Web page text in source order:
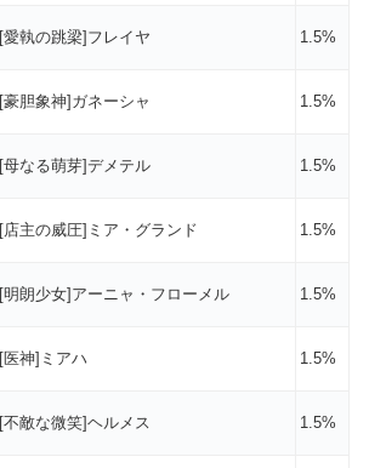
[愛執の跳梁]フレイヤ 1.5%
[豪胆象神]ガネーシャ 1.5%
[母なる萌芽]デメテル 1.5%
[店主の威圧]ミア・グランド 1.5%
[明朗少女]アーニャ・フローメル 1.5%
[医神]ミアハ 1.5%
[不敵な微笑]ヘルメス 1.5%